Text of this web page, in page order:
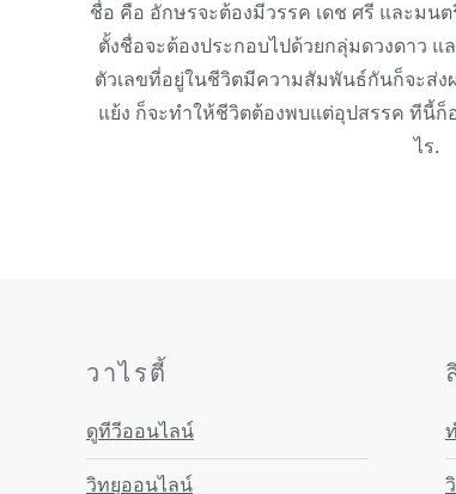
ชื่อ คือ อักษรจะต้องมีวรรค เดช ศรี และมน
ตั้งชื่อจะต้องประกอบไปด้วยกลุ่มดวงดาว แ
ตัวเลขที่อยู่ในชีวิตมีความสัมพันธ์กันก็จะส่ง
แย้ง ก็จะทำให้ชีวิตต้องพบแต่อุปสรรค ทีนี้ก็
ไร.
วาไรตี้
ดูทีวีออนไลน์
วิทยุออนไลน์